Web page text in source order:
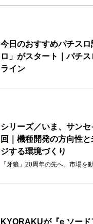
今日のおすすめパチス
ロ」がスタート｜パチ
ライン
シリーズ／いま、サン
回｜機種開発の方向性
ジする環境づくり
「牙狼」20周年の先へ。市場を
KYORAKUが『e ソード